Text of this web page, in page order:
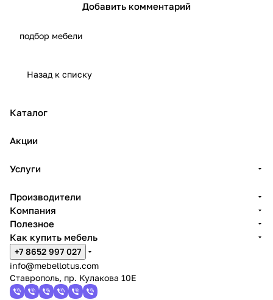
Добавить комментарий
подбор мебели
Назад к списку
Каталог
Акции
Услуги
Производители
Компания
Полезное
Как купить мебель
+7 8652 997 027
info@mebellotus.com
Ставрополь, пр. Кулакова 10Е